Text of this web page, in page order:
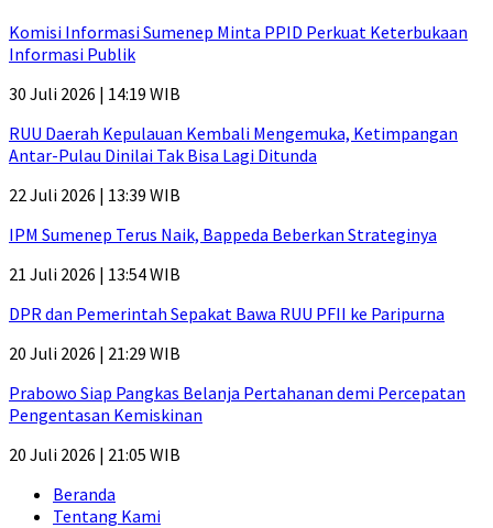
Komisi Informasi Sumenep Minta PPID Perkuat Keterbukaan
Informasi Publik
30 Juli 2026 | 14:19 WIB
RUU Daerah Kepulauan Kembali Mengemuka, Ketimpangan
Antar-Pulau Dinilai Tak Bisa Lagi Ditunda
22 Juli 2026 | 13:39 WIB
IPM Sumenep Terus Naik, Bappeda Beberkan Strateginya
21 Juli 2026 | 13:54 WIB
DPR dan Pemerintah Sepakat Bawa RUU PFII ke Paripurna
20 Juli 2026 | 21:29 WIB
Prabowo Siap Pangkas Belanja Pertahanan demi Percepatan
Pengentasan Kemiskinan
20 Juli 2026 | 21:05 WIB
Beranda
Tentang Kami